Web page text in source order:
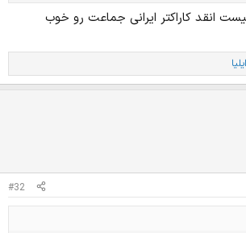
انقد کاراکتر ایرانی جماعت رو خوب
ایلیا
#32